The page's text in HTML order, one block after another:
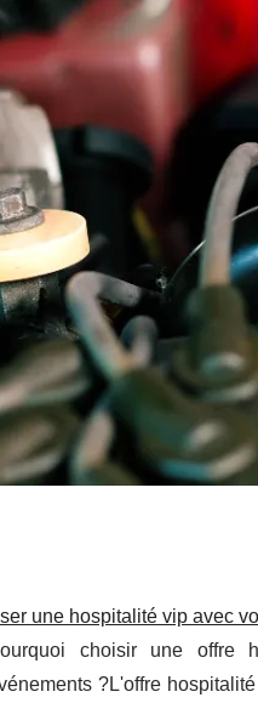
une hospitalité vip avec
choisir une offre
?L'offre